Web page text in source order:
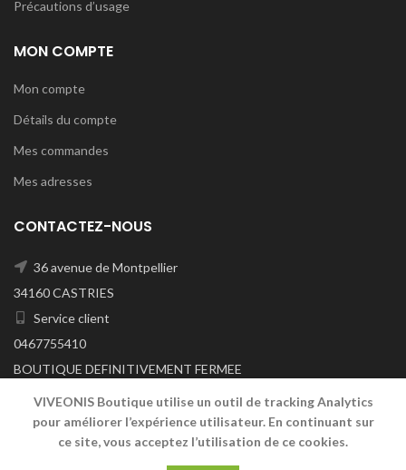
Précautions d’usage
MON COMPTE
Mon compte
Détails du compte
Mes commandes
Mes adresses
CONTACTEZ-NOUS
36 avenue de Montpellier
34160 CASTRIES
Service client
0467755410
BOUTIQUE DEFINITIVEMENT FERMEE
A/C DU 29/06/2026
VIVEONIS Boutique utilise un outil de tracking Analytics
pour améliorer l’expérience utilisateur. En continuant sur
ce site, vous acceptez l’utilisation de ce cookies.